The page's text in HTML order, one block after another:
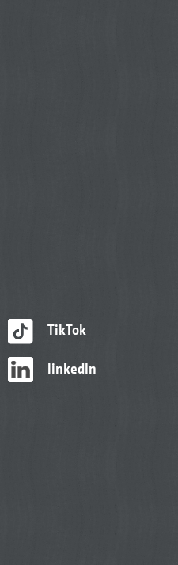
TikTok
linkedIn